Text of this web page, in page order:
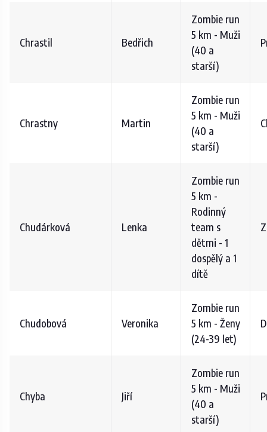
Chrastil Bedřich
Zombie run
5 km - Muži
(40 a
starší)
Chrastny Martin
Zombie run
5 km - Muži
(40 a
starší)
Chudárková Lenka
Zombie run
5 km -
Rodinný
team s
dětmi - 1
dospělý a 1
dítě
Chudobová Veronika
Zombie run
5 km - Ženy
(24-39 let)
Chyba Jiří
Zombie run
5 km - Muži
(40 a
starší)